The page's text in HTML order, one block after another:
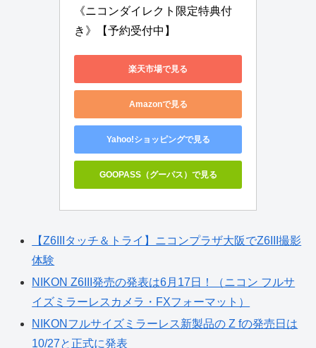
《ニコンダイレクト限定特典付
き》【予約受付中】
楽天市場で見る
Amazonで見る
Yahoo!ショッピングで見る
GOOPASS（グーパス）で見る
【Z6IIIタッチ＆トライ】ニコンプラザ大阪でZ6III撮影
体験
NIKON Z6III発売の発表は6月17日！（ニコン フルサ
イズミラーレスカメラ・FXフォーマット）
NIKONフルサイズミラーレス新製品の Z fの発売日は
10/27と正式に発表